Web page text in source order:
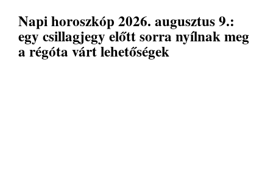
Napi horoszkóp 2026. augusztus 9.:
egy csillagjegy előtt sorra nyílnak meg
a régóta várt lehetőségek